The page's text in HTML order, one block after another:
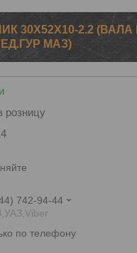
30Х52Х10-2.2
МАЗ)
розницу
742-94-44
по телефону